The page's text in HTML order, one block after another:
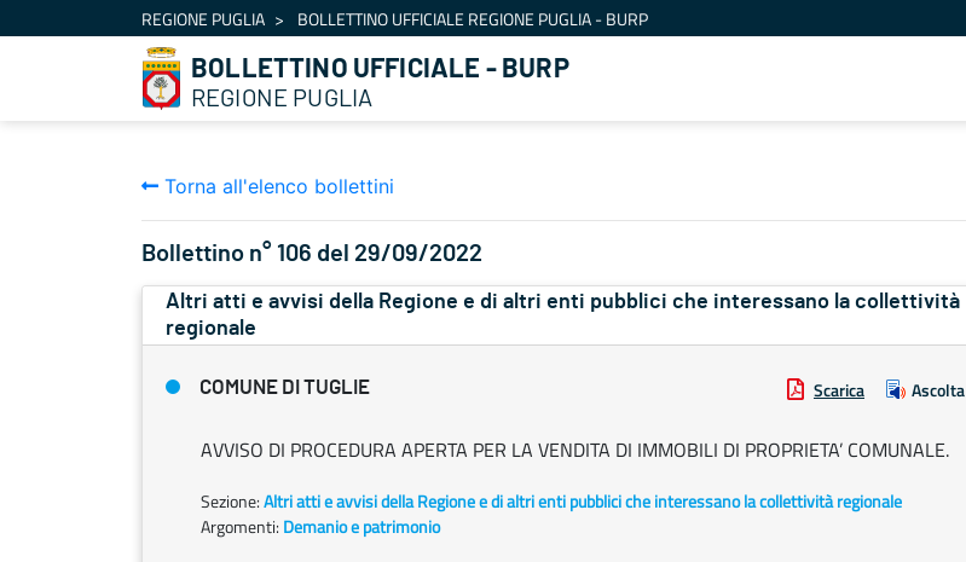
Salta al contenutoREGIONE PUGLIA BOLLETTINO UFFICIALE REGIONE PUGLIA - BURP
BOLLETTINO UFFICIALE - BURP
REGIONE PUGLIA
Torna all'elenco bollettini
Bollettino n° 106 del 29/09/2022
Altri atti e avvisi della Regione e di altri enti pubblici che interessano la collettività
regionale
COMUNE DI TUGLIE Scarica Ascolta
AVVISO DI PROCEDURA APERTA PER LA VENDITA DI IMMOBILI DI PROPRIETA’ COMUNALE.
Sezione:Altri atti e avvisi della Regione e di altri enti pubblici che interessano la collettività regionale
Argomenti: Demanio e patrimonio